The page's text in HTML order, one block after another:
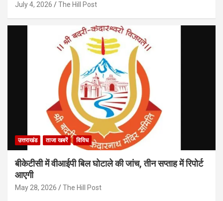
July 4, 2026 The Hill Post
उत्तराखंड ताजा खबरें विविध
बीकेटीसी में वीआईपी बिल घोटाले की जांच, तीन सप्ताह में रिपोर्ट
आएगी
May 28, 2026 The Hill Post